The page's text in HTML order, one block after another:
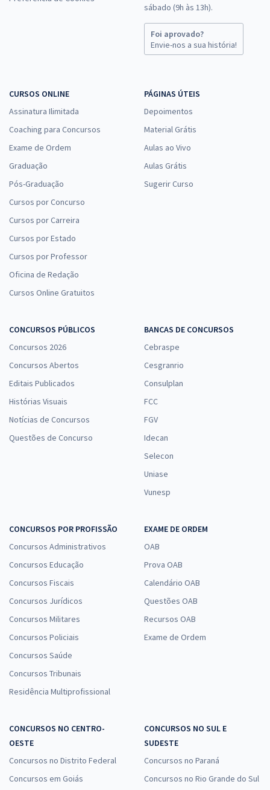
sábado (9h às 13h).
Foi aprovado?
Envie-nos a sua história!
CURSOS ONLINE
Assinatura Ilimitada
Coaching para Concursos
Exame de Ordem
Graduação
Pós-Graduação
Cursos por Concurso
Cursos por Carreira
Cursos por Estado
Cursos por Professor
Oficina de Redação
Cursos Online Gratuitos
PÁGINAS ÚTEIS
Depoimentos
Material Grátis
Aulas ao Vivo
Aulas Grátis
Sugerir Curso
CONCURSOS PÚBLICOS
Concursos 2026
Concursos Abertos
Editais Publicados
Histórias Visuais
Notícias de Concursos
Questões de Concurso
BANCAS DE CONCURSOS
Cebraspe
Cesgranrio
Consulplan
FCC
FGV
Idecan
Selecon
Uniase
Vunesp
CONCURSOS POR PROFISSÃO
Concursos Administrativos
Concursos Educação
Concursos Fiscais
Concursos Jurídicos
Concursos Militares
Concursos Policiais
Concursos Saúde
Concursos Tribunais
Residência Multiprofissional
EXAME DE ORDEM
OAB
Prova OAB
Calendário OAB
Questões OAB
Recursos OAB
Exame de Ordem
CONCURSOS NO CENTRO-
OESTE
Concursos no Distrito Federal
Concursos em Goiás
CONCURSOS NO SUL E
SUDESTE
Concursos no Paraná
Concursos no Rio Grande do Sul